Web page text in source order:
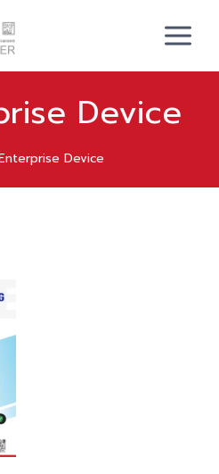
Device
Device